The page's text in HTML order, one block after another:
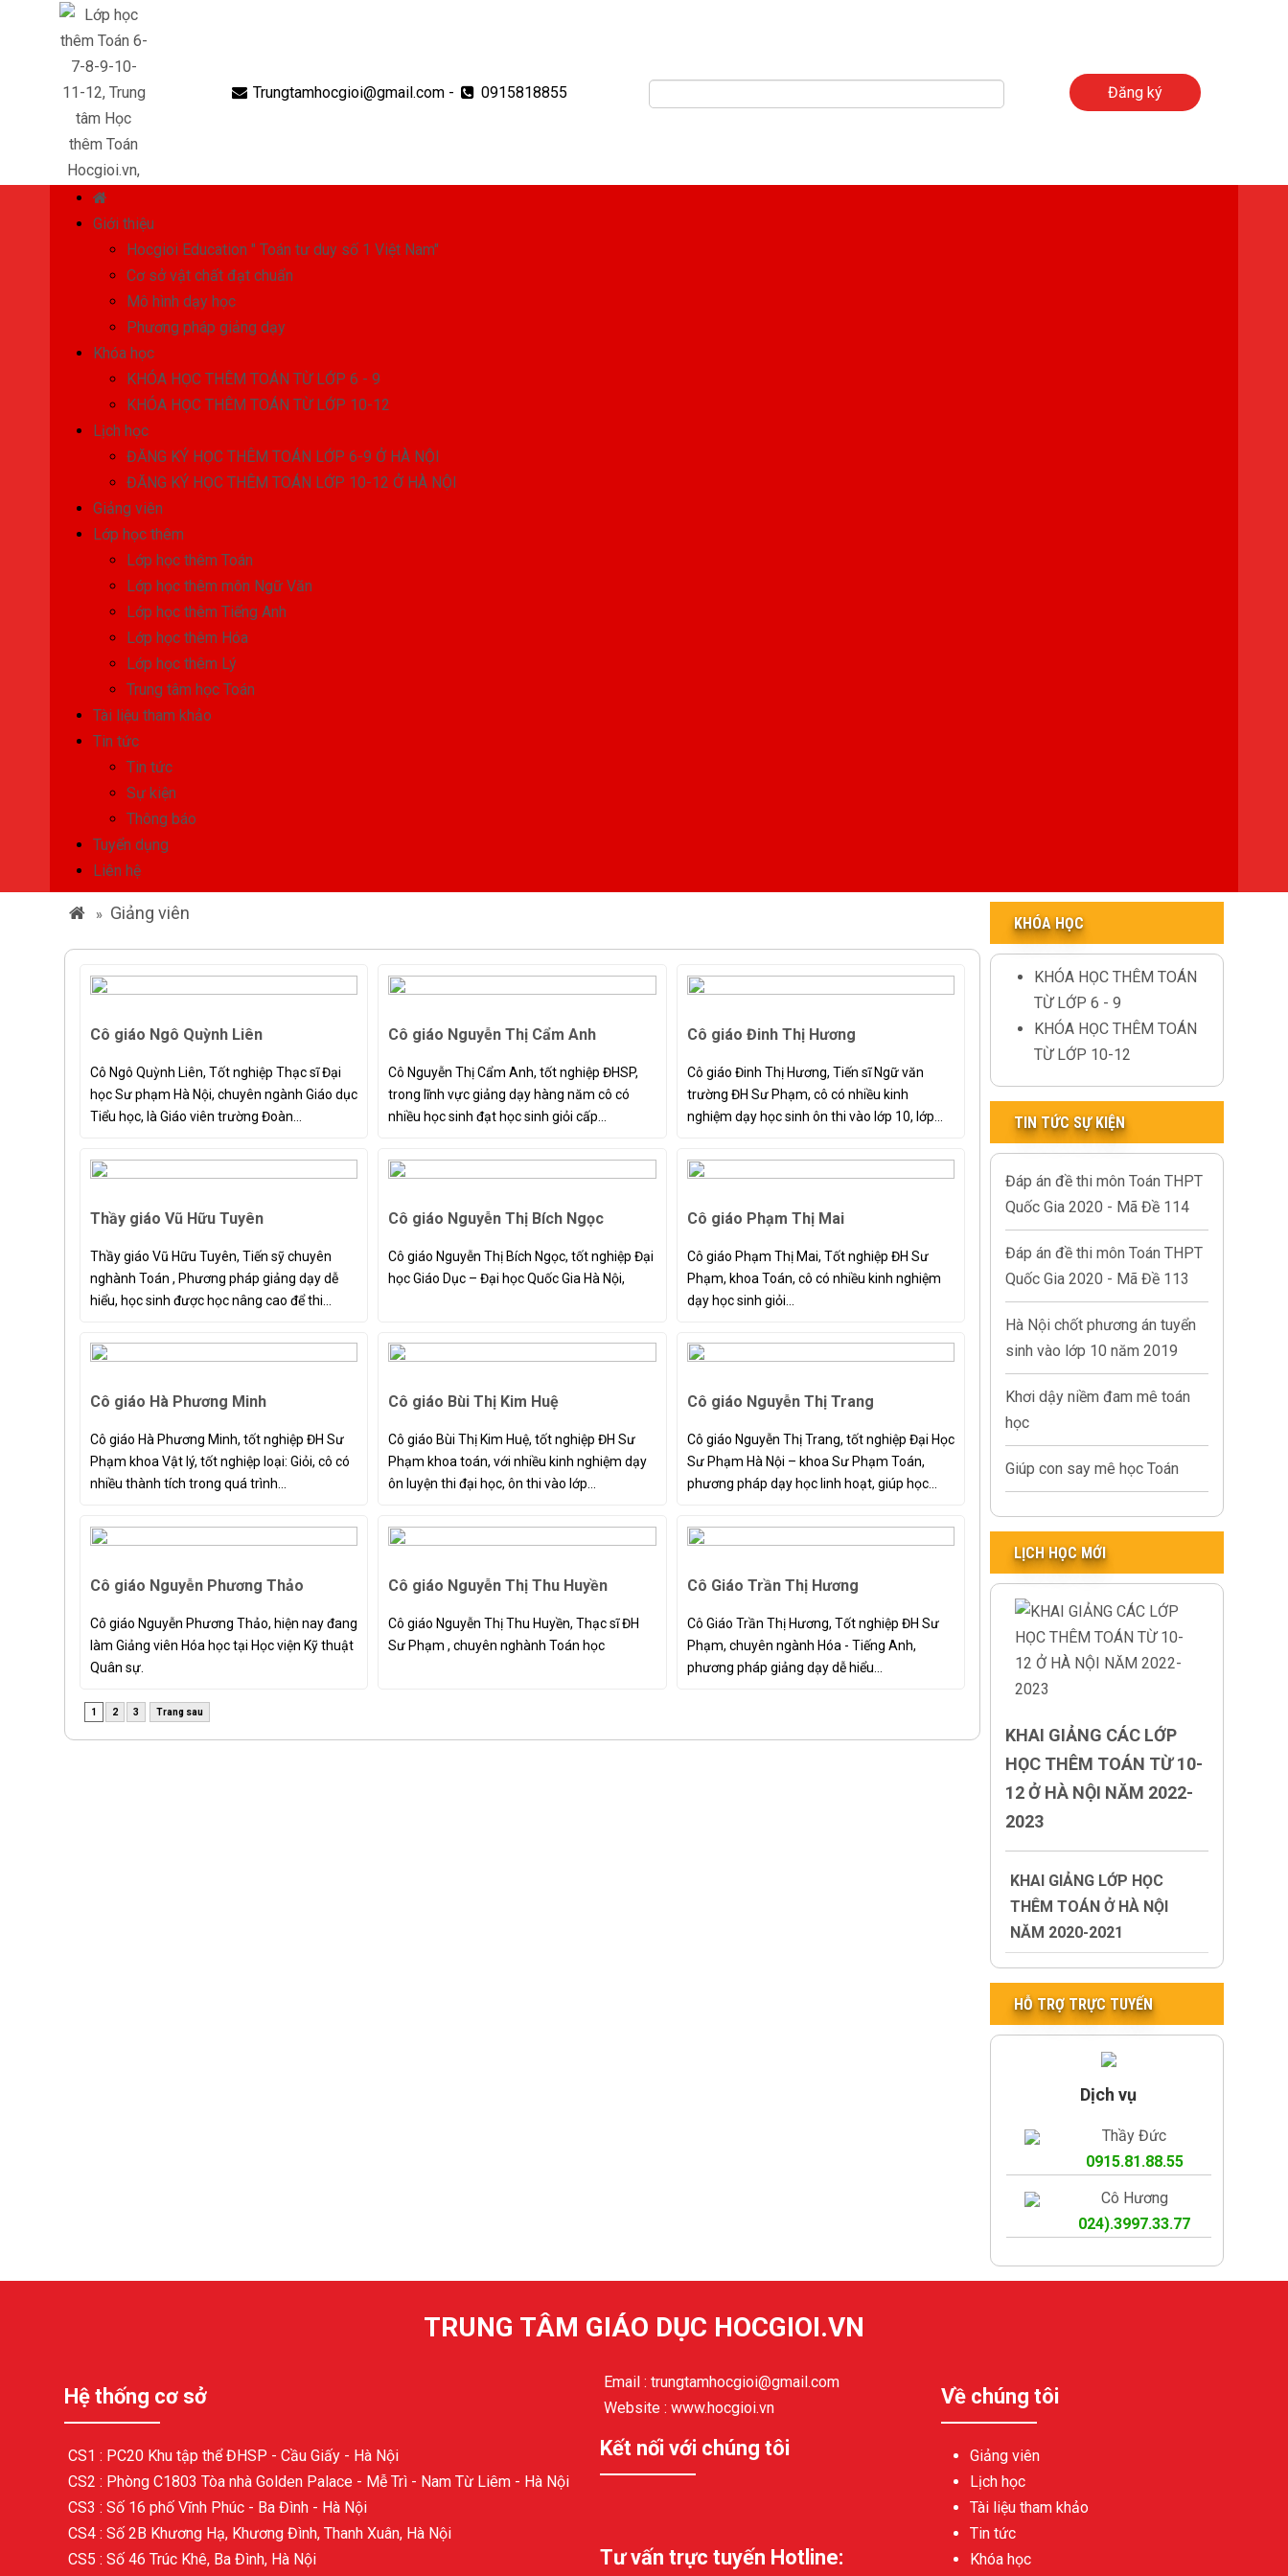
Trungtamhocgioi@gmail.com- 0915818855 Đăng ký
Giới thiệu
Hocgioi Education " Toán tư duy số 1 Việt Nam"
Cơ sở vật chất đạt chuẩn
Mô hình dạy học
Phương pháp giảng dạy
Khóa học
KHÓA HỌC THÊM TOÁN TỪ LỚP 6 - 9
KHÓA HỌC THÊM TOÁN TỪ LỚP 10-12
Lịch học
ĐĂNG KÝ HỌC THÊM TOÁN LỚP 6-9 Ở HÀ NỘI
ĐĂNG KÝ HỌC THÊM TOÁN LỚP 10-12 Ở HÀ NỘI
Giảng viên
Lớp học thêm
Lớp học thêm Toán
Lớp học thêm môn Ngữ Văn
Lớp học thêm Tiếng Anh
Lớp học thêm Hóa
Lớp học thêm Lý
Trung tâm học Toán
Tài liệu tham khảo
Tin tức
Tin tức
Sự kiện
Thông báo
Tuyển dụng
Liên hệ
» Giảng viên
Cô giáo Ngô Quỳnh Liên
Cô Ngô Quỳnh Liên, Tốt nghiệp Thạc sĩ Đại
học Sư phạm Hà Nội, chuyên ngành Giáo dục
Tiểu học, là Giáo viên trường Đoàn...
Cô giáo Nguyễn Thị Cẩm Anh
Cô Nguyễn Thị Cẩm Anh, tốt nghiệp ĐHSP,
trong lĩnh vực giảng dạy hàng năm cô có
nhiều học sinh đạt học sinh giỏi cấp...
Cô giáo Đinh Thị Hương
Cô giáo Đinh Thị Hương, Tiến sĩ Ngữ văn
trường ĐH Sư Phạm, cô có nhiều kinh
nghiệm dạy học sinh ôn thi vào lớp 10, lớp...
Thầy giáo Vũ Hữu Tuyên
Thầy giáo Vũ Hữu Tuyên, Tiến sỹ chuyên
nghành Toán , Phương pháp giảng dạy dễ
hiểu, học sinh được học nâng cao để thi...
Cô giáo Nguyễn Thị Bích Ngọc
Cô giáo Nguyễn Thị Bích Ngọc, tốt nghiệp Đại
học Giáo Dục – Đại học Quốc Gia Hà Nội,
Cô giáo Phạm Thị Mai
Cô giáo Phạm Thị Mai, Tốt nghiệp ĐH Sư
Phạm, khoa Toán, cô có nhiều kinh nghiệm
dạy học sinh giỏi...
Cô giáo Hà Phương Minh
Cô giáo Hà Phương Minh, tốt nghiệp ĐH Sư
Phạm khoa Vật lý, tốt nghiệp loại: Giỏi, cô có
nhiều thành tích trong quá trình...
Cô giáo Bùi Thị Kim Huệ
Cô giáo Bùi Thị Kim Huệ, tốt nghiệp ĐH Sư
Phạm khoa toán, với nhiều kinh nghiệm dạy
ôn luyện thi đại học, ôn thi vào lớp...
Cô giáo Nguyễn Thị Trang
Cô giáo Nguyễn Thị Trang, tốt nghiệp Đại Học
Sư Phạm Hà Nội – khoa Sư Phạm Toán,
phương pháp dạy học linh hoạt, giúp học...
Cô giáo Nguyễn Phương Thảo
Cô giáo Nguyễn Phương Thảo, hiện nay đang
làm Giảng viên Hóa học tại Học viện Kỹ thuật
Quân sự.
Cô giáo Nguyễn Thị Thu Huyền
Cô giáo Nguyễn Thị Thu Huyền, Thạc sĩ ĐH
Sư Phạm , chuyên nghành Toán học
Cô Giáo Trần Thị Hương
Cô Giáo Trần Thị Hương, Tốt nghiệp ĐH Sư
Phạm, chuyên ngành Hóa - Tiếng Anh,
phương pháp giảng dạy dễ hiểu...
1 2 3 Trang sau
KHÓA HỌC
KHÓA HỌC THÊM TOÁN
TỪ LỚP 6 - 9
KHÓA HỌC THÊM TOÁN
TỪ LỚP 10-12
TIN TỨC SỰ KIỆN
Đáp án đề thi môn Toán THPT
Quốc Gia 2020 - Mã Đề 114
Đáp án đề thi môn Toán THPT
Quốc Gia 2020 - Mã Đề 113
Hà Nội chốt phương án tuyển
sinh vào lớp 10 năm 2019
Khơi dậy niềm đam mê toán
học
Giúp con say mê học Toán
LỊCH HỌC MỚI
KHAI GIẢNG CÁC LỚP
HỌC THÊM TOÁN TỪ 10-
12 Ở HÀ NỘI NĂM 2022-
2023
KHAI GIẢNG LỚP HỌC
THÊM TOÁN Ở HÀ NỘI
NĂM 2020-2021
HỖ TRỢ TRỰC TUYẾN
Dịch vụ
Thầy Đức
0915.81.88.55
Cô Hương
024).3997.33.77
TRUNG TÂM GIÁO DỤC HOCGIOI.VN
Hệ thống cơ sở
CS1 : PC20 Khu tập thể ĐHSP - Cầu Giấy - Hà Nội
CS2 : Phòng C1803 Tòa nhà Golden Palace - Mễ Trì - Nam Từ Liêm - Hà Nội
CS3 : Số 16 phố Vĩnh Phúc - Ba Đình - Hà Nội
CS4 : Số 2B Khương Hạ, Khương Đình, Thanh Xuân, Hà Nội
CS5 : Số 46 Trúc Khê, Ba Đình, Hà Nội
Email : trungtamhocgioi@gmail.com
Website : www.hocgioi.vn
Kết nối với chúng tôi
Tư vấn trực tuyến Hotline:
Về chúng tôi
Giảng viên
Lịch học
Tài liệu tham khảo
Tin tức
Khóa học